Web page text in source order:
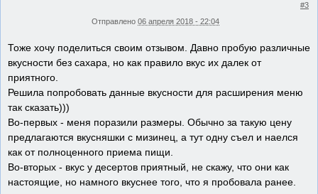
#3
Отправлено 06 апреля 2018 - 22:04
Тоже хочу поделиться своим отзывом. Давно пробую различные
вкусности без сахара, но как правило вкус их далек от
приятного.
Решила попробовать данные вкусности для расширения меню
так сказать)))
Во-первых - меня поразили размеры. Обычно за такую цену
предлагаются вкусняшки с мизинец, а тут одну съел и наелся
как от полноценного приема пищи.
Во-вторых - вкус у десертов приятный, не скажу, что они как
настоящие, но намного вкуснее того, что я пробовала ранее.